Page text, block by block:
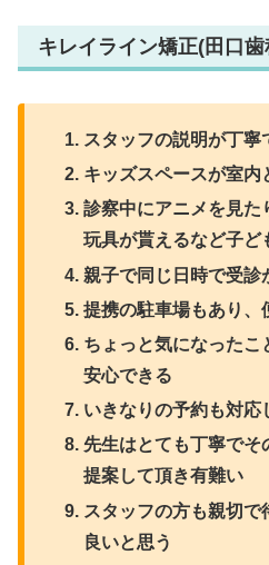
キレイライン矯正(田口
スタッフの説明が丁寧
キッズスペースが室内
診察中にアニメを見た
玩具が貰えるなど子ど
親子で同じ日時で受診
提携の駐車場もあり、
ちょっと気になったこ
安心できる
いきなりの予約も対応
先生はとても丁寧でそ
提案して頂き有難い
スタッフの方も親切
良いと思う